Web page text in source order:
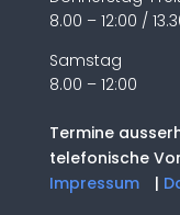
8.00 – 12:00 /
Samstag
8.00 – 12:00
Termine
telefonische
Impressum
|